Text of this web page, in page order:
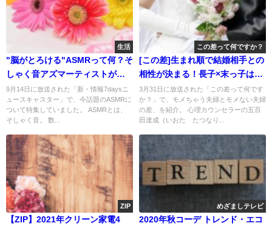
生活
"脳がとろける"ASMRって何？そ
しゃく音アズマーティストが話
題！
9月14日に放送された「新・情報7daysニ
ュースキャスター」で、今話題のASMRに
ついて特集していました。 ASMRとは、
そしゃく音。 数...
この差って何ですか？
[この差]生まれ順で結婚相手との
相性が決まる！長子×末っ子は最
悪？
3月31日に放送された「この差って何です
か？」で、モメちゃう夫婦とモメない夫婦
の差、を紹介。 心理カウンセラーの五百
田達成（いおた たつなり...
ZIP
【ZIP】2021年クリーン家電4
めざましテレビ
2020年秋コーデ トレンド・エコ